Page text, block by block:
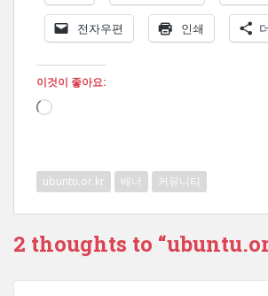
전자우편 인쇄 더
이것이 좋아요:
로
ubuntu.or.kr 배너 커뮤니티
2 thoughts to